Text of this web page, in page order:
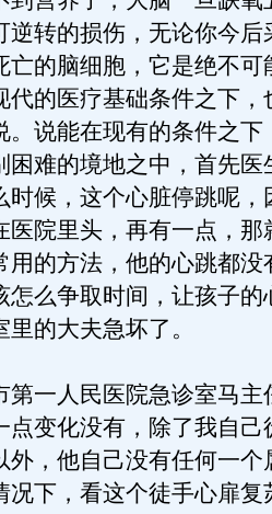
逆转的损伤，无论你今后
亡的脑细胞，它是绝不可
代的医疗基础条件之下，
。说能在现有的条件之下
困难的境地之中，首先医
时候，这个心脏停跳呢，
医院里头，再有一点，那
用的方法，他的心跳都没
怎么争取时间，让孩子的
的大夫急坏了。
一人民医院急诊室马主
点变化没有，除了我自己
外，他自己没有任何一个
况下，看这个徒手心扉复